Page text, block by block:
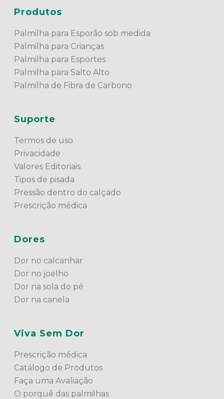
Produtos
Palmilha para Esporão sob medida
Palmilha para Crianças
Palmilha para Esportes
Palmilha para Salto Alto
Palmilha de Fibra de Carbono
Suporte
Termos de uso
Privacidade
Valores Editoriais
Tipos de pisada
Pressão dentro do calçado
Prescrição médica
Dores
Dor no calcanhar
Dor no joelho
Dor na sola do pé
Dor na canela
Viva Sem Dor
Prescrição médica
Catálogo de Produtos
Faça uma Avaliação
O porquê das palmilhas